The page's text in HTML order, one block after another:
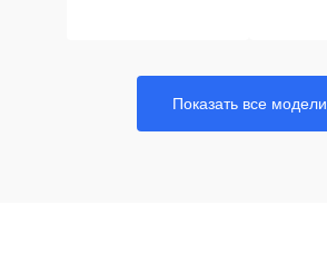
Показать все модели